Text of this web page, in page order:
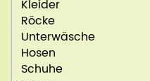
Kleider
Röcke
Unterwäsche
Hosen
Schuhe